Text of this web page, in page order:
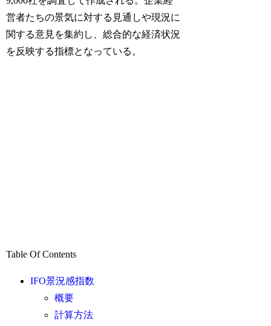
営者たちの景気に対する見通しや現況に
関する意見を集約し、総合的な経済状況
を反映する指標となっている。
Table Of Contents
IFO景況感指数
概要
計算方法